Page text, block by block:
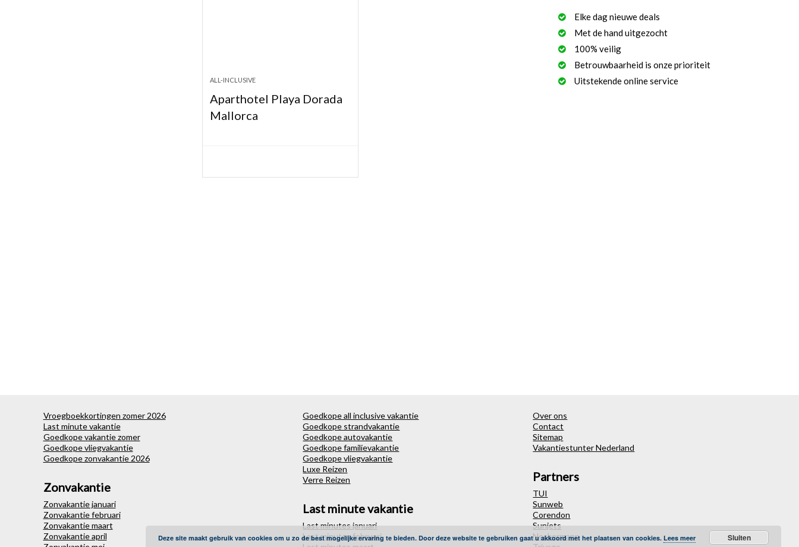
ALL-INCLUSIVE
Aparthotel Playa Dorada
Mallorca
Elke dag nieuwe deals
Met de hand uitgezocht
100% veilig
Betrouwbaarheid is onze prioriteit
Uitstekende online service
Vroegboekkortingen zomer 2026
Last minute vakantie
Goedkope vakantie zomer
Goedkope vliegvakantie
Goedkope zonvakantie 2026
Zonvakantie
Zonvakantie januari
Zonvakantie februari
Zonvakantie maart
Zonvakantie april
Goedkope all inclusive vakantie
Goedkope strandvakantie
Goedkope autovakantie
Goedkope familievakantie
Goedkope vliegvakantie
Luxe Reizen
Verre Reizen
Last minute vakantie
Last minutes januari
Last minutes februari
Over ons
Contact
Sitemap
Vakantiestunter Nederland
Partners
TUI
Sunweb
Corendon
Sunjets
Neckermann
Deze site maakt gebruik van cookies om u zo de best mogelijke ervaring te bieden. Door deze website te gebruiken gaat u akkoord met het plaatsen van cookies. Lees meer Sluiten